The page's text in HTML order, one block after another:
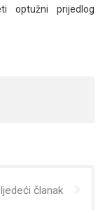
optužni prijedlog
članak